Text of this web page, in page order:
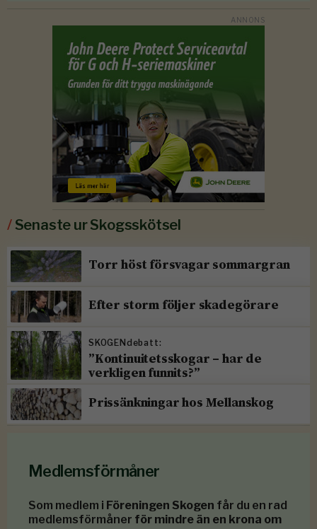
/Senaste ur Skogsskötsel
Torr höst försvagar sommargran
Efter storm följer skadegörare
SKOGENdebatt:
”Kontinuitetsskogar – har de
verkligen funnits?”
Prissänkningar hos Mellanskog
Medlemsförmåner
Som medlem i Föreningen Skogen får du en rad
medlemsförmåner för mindre än en krona om